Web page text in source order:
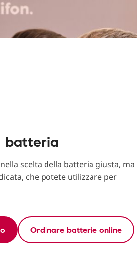
batteria
scelta della batteria giusta, ma
che potete utilizzare per
Ordinare batterie online